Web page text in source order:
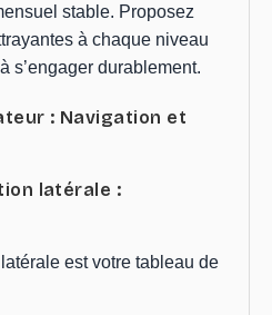
stable. Proposez
à chaque niveau
s’engager durablement.
: Navigation et
latérale :
est votre tableau de